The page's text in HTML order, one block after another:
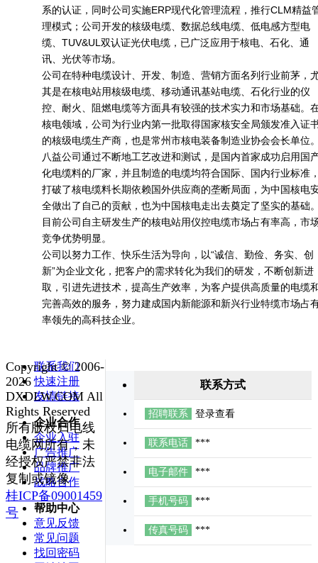
系的认证，同时公司实施ERP现代化管理流程，推行CLM精益
理模式；公司开发的核级电缆、数据总线电缆、低电感方型电
缆、TUV&UL双认证光伏电缆，已广泛应用于核电、石化、通
讯、光伏等市场。
公司在特种电缆设计、开发、制造、营销方面名列行业前茅，
其是在核电站用核级电缆、移动通讯基站电缆、石化行业的仪
控、耐火、阻燃电缆等方面具有较强的技术实力和市场基础。
核电领域，公司为行业内第一批取得国家核安全局颁发准入证
的核级电缆生产商，也是常州市核电装备制造业协会会长单位
八益公司通过不断地工艺改进和测试，是国内首家成功启用国
化电缆料的厂家，并且制造的电缆均符合国际、国内行业标准
打破了核电缆料长期依赖国外供应商的垄断局面，为中国核电
全做出了自己的贡献，也为中国核电走出去奠定了坚实的基础
目前公司自主研发生产的核电站用仪控电缆市场占有率高，市
竞争优势明显。
公司以努力工作、快乐生活为导向，以“诚信、勤俭、务实、创
新”为企业文化，把客户的需求转化为我们的研发，不断创新进
取，引进先进技术，提高生产效率，为客户提供高质量的电缆
完善高效的服务，努力建成国内新能源和新兴行业特缆市场占
率领先的高科技企业。
联系方式
招聘联系 登录查看
联系电话 ***
电子邮件 ***
手机号码 ***
传真号码 ***
联系我们
快速注册
友情链接
企业合作
企业入驻
广告推广
品牌推广
战略合作
帮助中心
意见反馈
常见问题
找回密码
Copyright © 2006-
2026
DXDLW.COM All
Rights Reserved
所有版权归电线
电缆网所有，未
经授权严禁非法
复制或镜像
桂ICP备09001459
号